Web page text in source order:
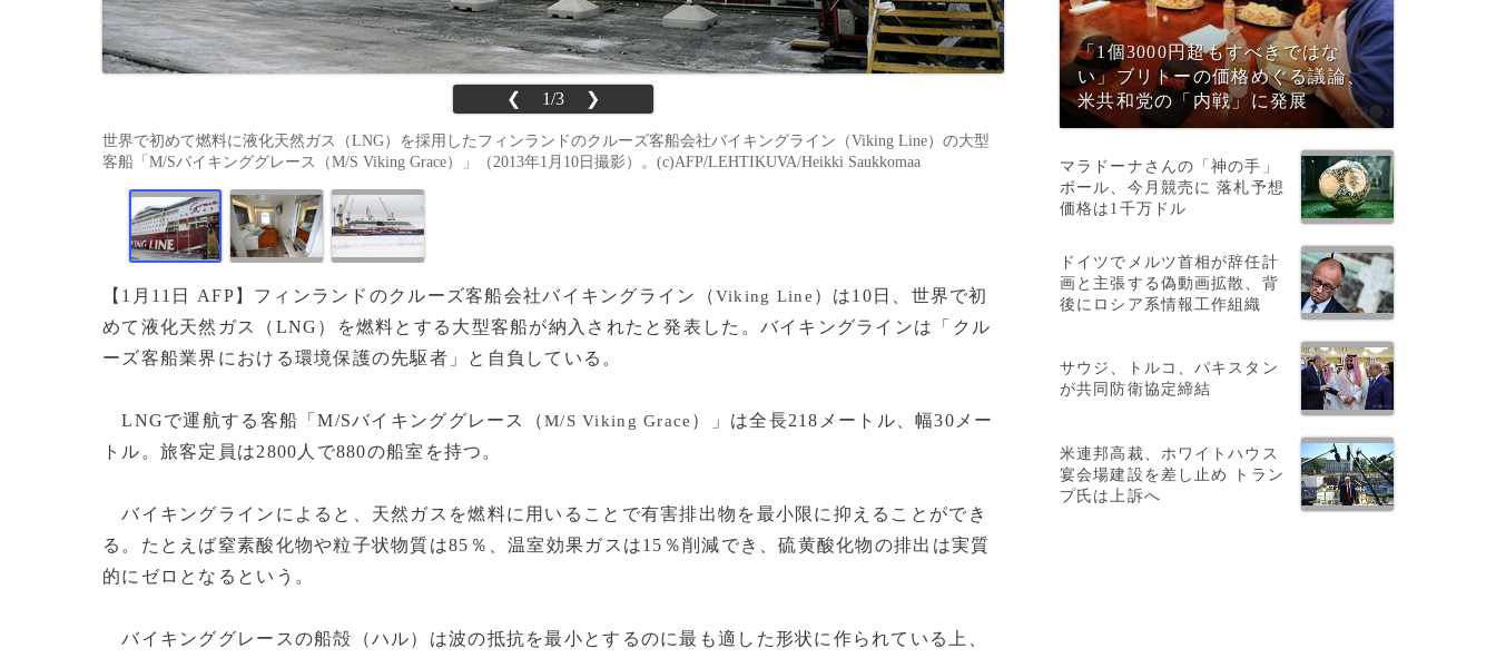
❮ 1/3 ❯
世界で初めて燃料に液化天然ガス（LNG）を採用したフィンランドのクルーズ客船会社バイキングライン（Viking Line）の大型
客船「M/Sバイキンググレース（M/S Viking Grace）」（2013年1月10日撮影）。(c)AFP/LEHTIKUVA/Heikki Saukkomaa
【1月11日 AFP】フィンランドのクルーズ客船会社バイキングライン（Viking Line ）は10日、世界で初
めて液化天然ガス（LNG）を燃料とする大型客船が納入されたと発表した。バイキングラインは「クル
ーズ客船業界における環境保護の先駆者」と自負している。
LNGで運航する客船「M/Sバイキンググレース（M/S Viking Grace ）」は全長218メートル、幅30メー
トル。旅客定員は2800人で880の船室を持つ。
バイキングラインによると、天然ガスを燃料に用いることで有害排出物を最小限に抑えることができ
る。たとえば窒素酸化物や粒子状物質は85％、温室効果ガスは15％削減でき、硫黄酸化物の排出は実質
的にゼロとなるという。
バイキンググレースの船殻（ハル）は波の抵抗を最小とするのに最も適した形状に作られている上、
「1個3000円超もすべきではな
い」ブリトーの価格めぐる議論、
米共和党の「内戦」に発展
マラドーナさんの「神の手」
ボール、今月競売に 落札予想
価格は1千万ドル
ドイツでメルツ首相が辞任計
画と主張する偽動画拡散、背
後にロシア系情報工作組織
サウジ、トルコ、パキスタン
が共同防衛協定締結
米連邦高裁、ホワイトハウス
宴会場建設を差し止め トラン
プ氏は上訴へ